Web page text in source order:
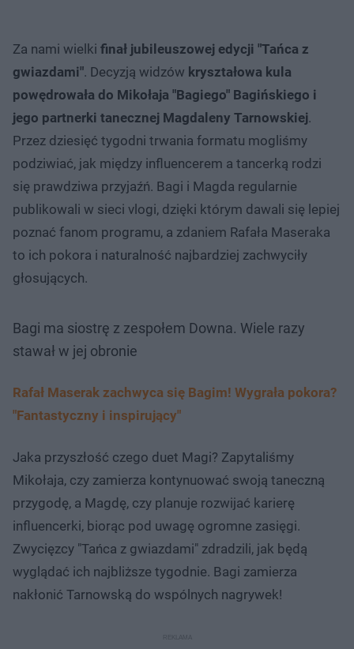
Za nami wielki finał jubileuszowej edycji "Tańca z
gwiazdami". Decyzją widzów kryształowa kula
powędrowała do Mikołaja "Bagiego" Bagińskiego i
jego partnerki tanecznej Magdaleny Tarnowskiej.
Przez dziesięć tygodni trwania formatu mogliśmy
podziwiać, jak między influencerem a tancerką rodzi
się prawdziwa przyjaźń. Bagi i Magda regularnie
publikowali w sieci vlogi, dzięki którym dawali się lepiej
poznać fanom programu, a zdaniem Rafała Maseraka
to ich pokora i naturalność najbardziej zachwyciły
głosujących.
Bagi ma siostrę z zespołem Downa. Wiele razy
stawał w jej obronie
Rafał Maserak zachwyca się Bagim! Wygrała pokora?
"Fantastyczny i inspirujący"
Jaka przyszłość czego duet Magi? Zapytaliśmy
Mikołaja, czy zamierza kontynuować swoją taneczną
przygodę, a Magdę, czy planuje rozwijać karierę
influencerki, biorąc pod uwagę ogromne zasięgi.
Zwycięzcy "Tańca z gwiazdami" zdradzili, jak będą
wyglądać ich najbliższe tygodnie. Bagi zamierza
nakłonić Tarnowską do wspólnych nagrywek!